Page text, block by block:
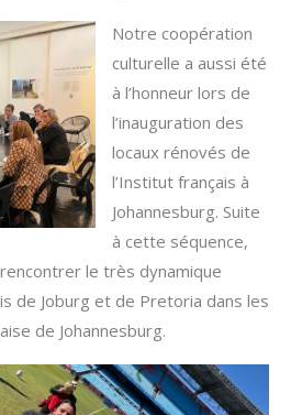
Notre coopération
culturelle a aussi été
à l’honneur lors de
l’inauguration des
locaux rénovés de
l’Institut français à
Johannesburg. Suite
à cette séquence,
le très dynamique
de Joburg et de Pretoria dans les
de Johannesburg.